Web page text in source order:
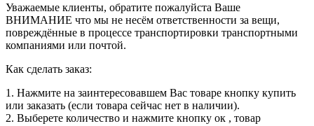
Уважаемые клиенты, обратите пожалуйста Ваше
ВНИМАНИЕ что мы не несём ответственности за вещи,
повреждённые в процессе транспортировки транспортными
компаниями или почтой.
Как сделать заказ:
1. Нажмите на заинтересовавшем Вас товаре кнопку купить
или заказать (если товара сейчас нет в наличии).
2. Выберете количество и нажмите кнопку ок , товар